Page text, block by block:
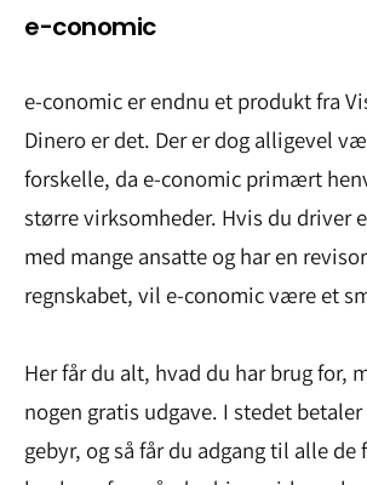
e-conomic
e-conomic er endnu et produkt fra
Dinero er det. Der er dog alligevel
forskelle, da e-conomic primært
større virksomheder. Hvis du driver
med mange ansatte og har en
regnskabet, vil e-conomic være et
Her får du alt, hvad du har brug for,
nogen gratis udgave. I stedet
gebyr, og så får du adgang til alle